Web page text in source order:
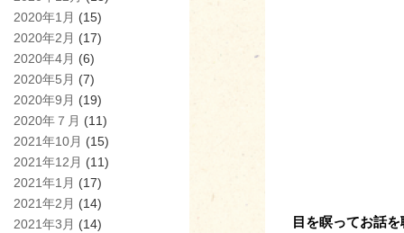
2020年1月 (15)
2020年2月 (17)
2020年4月 (6)
2020年5月 (7)
2020年9月 (19)
2020年７月 (11)
2021年10月 (15)
2021年12月 (11)
2021年1月 (17)
2021年2月 (14)
2021年3月 (14)
目を瞑ってお話